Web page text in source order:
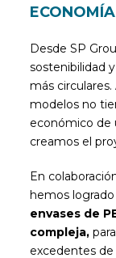
Desde SP
sostenibilidad
más
modelos no
económico de
creamos el
En
hemos logrado
envases de
compleja,
excedentes de